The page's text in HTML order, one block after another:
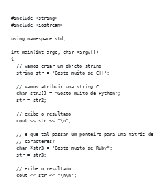
#include <string>
#include <iostream>
using namespace std;
int main(int argc, char *argv[])
{
  // vamos criar um objeto string
  string str = "Gosto muito de C++";
  // vamos atribuir uma string C
  char str2[] = "Gosto muito de Python";
  str = str2;
  // exibe o resultado
  cout << str << "\n";
  // e que tal passar um ponteiro para uma matriz de
  // caracteres?
  char *str3 = "Gosto muito de Ruby";
  str = str3;
  // exibe o resultado
  cout << str << "\n\n";